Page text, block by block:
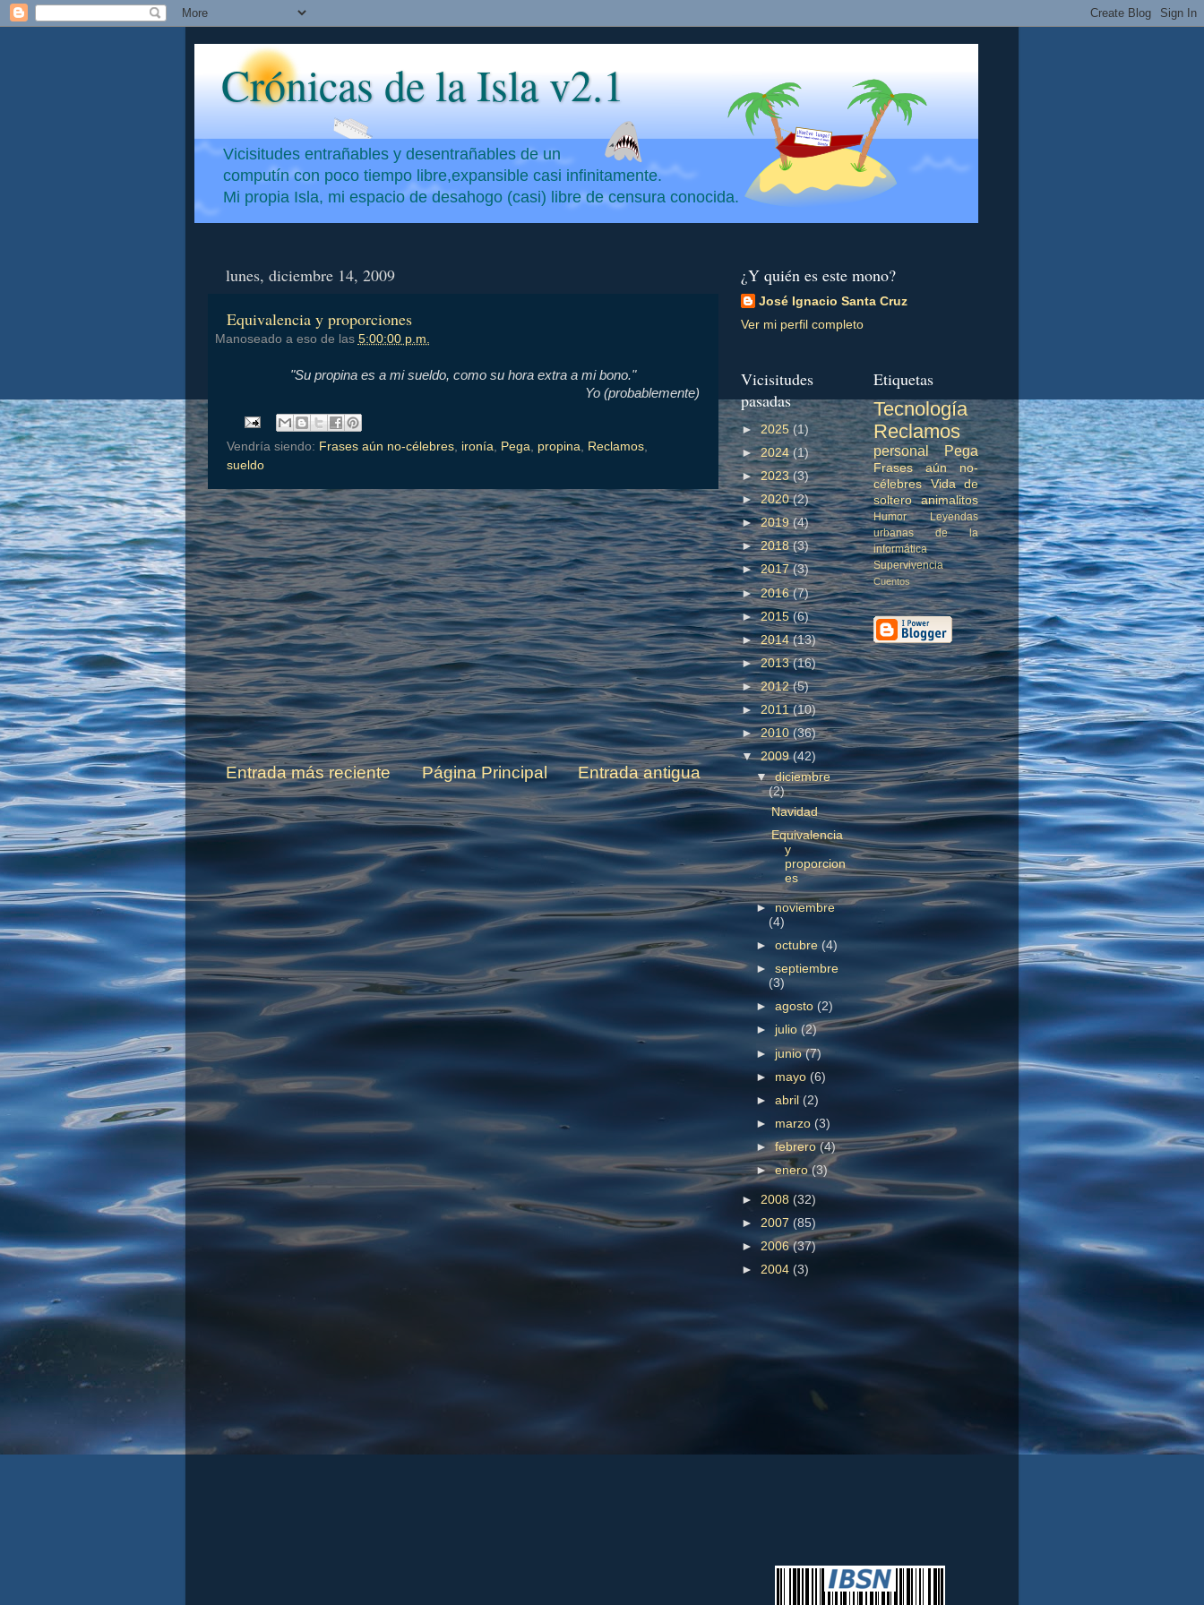
Crónicas de la Isla v2.1
Vicisitudes entrañables y desentrañables de un
computín con poco tiempo libre,expansible casi infinitamente.
Mi propia Isla, mi espacio de desahogo (casi) libre de censura conocida.
lunes, diciembre 14, 2009
Equivalencia y proporciones
Manoseado a eso de las 5:00:00 p.m.
"Su propina es a mi sueldo, como su hora extra a mi bono."
Yo (probablemente)
Vendría siendo: Frases aún no-célebres, ironía, Pega, propina, Reclamos,
sueldo
Entrada más reciente Entrada antigua
Página Principal
¿Y quién es este mono?
José Ignacio Santa Cruz
Ver mi perfil completo
Vicisitudes
pasadas
►2025 (1)
►2024(1)
►2023(3)
►2020(2)
►2019(4)
►2018(3)
►2017(3)
►2016(7)
►2015(6)
►2014(13)
►2013(16)
►2012(5)
►2011(10)
►2010 (36)
▼2009(42)
▼diciembre
(2)
Navidad
Equivalencia
y
proporcion
es
►noviembre
(4)
►octubre(4)
►septiembre
(3)
►agosto(2)
►julio(2)
►junio(7)
► mayo(6)
►abril(2)
► marzo (3)
►febrero(4)
►enero(3)
► 2008 (32)
► 2007 (85)
►2006(37)
► 2004 (3)
Etiquetas
Tecnología
Reclamos
personal Pega
Frases aún no-
célebres
Vida de
soltero
animalitos
Humor
Leyendas
urbanas de la
informática
Supervivencia
Cuentos